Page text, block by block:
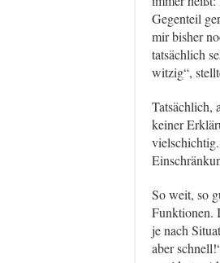
Gegenteil
mir bisher
tatsächlich
witzig“,
Tatsächlich,
keiner
So weit, so
Funktionen.
je nach
aber